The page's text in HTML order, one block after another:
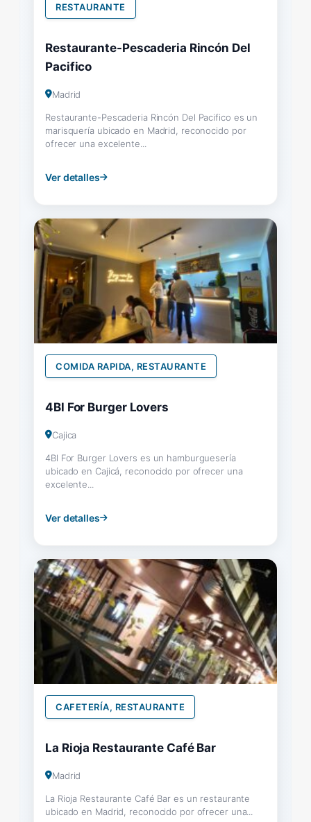
RESTAURANTE
Restaurante-Pescaderia Rincón Del
Pacifico
Madrid
Restaurante-Pescaderia Rincón Del Pacifico es un
marisquería ubicado en Madrid, reconocido por
ofrecer una excelente...
Ver detalles
COMIDA RAPIDA, RESTAURANTE
4Bl For Burger Lovers
Cajica
4Bl For Burger Lovers es un hamburguesería
ubicado en Cajicá, reconocido por ofrecer una
excelente...
Ver detalles
CAFETERÍA, RESTAURANTE
La Rioja Restaurante Café Bar
Madrid
La Rioja Restaurante Café Bar es un restaurante
ubicado en Madrid, reconocido por ofrecer una...